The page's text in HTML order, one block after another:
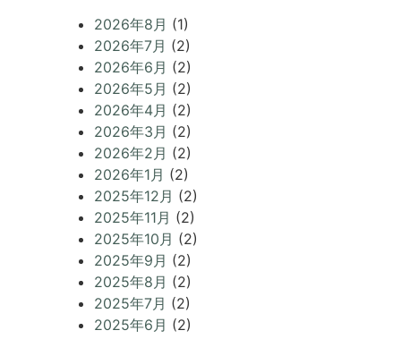
2026年8月 (1)
2026年7月 (2)
2026年6月 (2)
2026年5月 (2)
2026年4月 (2)
2026年3月 (2)
2026年2月 (2)
2026年1月 (2)
2025年12月 (2)
2025年11月 (2)
2025年10月 (2)
2025年9月 (2)
2025年8月 (2)
2025年7月 (2)
2025年6月 (2)